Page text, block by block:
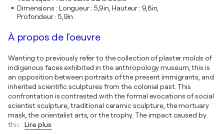
Dimensions : Longueur : 5,9in, Hauteur : 9,8in,
Profondeur : 5,9in
À propos de l'oeuvre
Wanting to previously refer to the collection of plaster molds of
indigenous faces exhibited in the anthropology museum, this is
an opposition between portraits of the present immigrants, and
inherited scientific sculptures from the colonial past. This
confrontation is contrasted with the formal evocations of social
scientist sculpture, traditional ceramic sculpture, the mortuary
mask, the orientalist arts, or the trophy. The impact caused by
this
Lire plus